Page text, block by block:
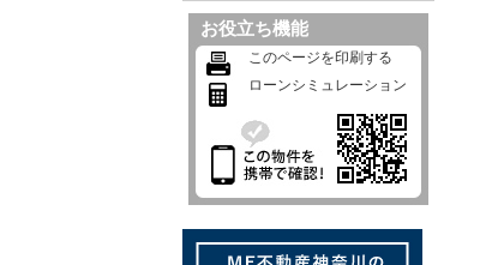
お役立ち機能
このページを印刷する
ローンシミュレーション